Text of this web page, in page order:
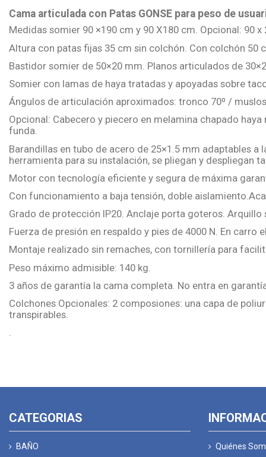
Cama articulada con Patas GONSE para peso de
Medidas somier 90 ×190 cm y 90 X180 cm. Opcional: 90
Altura con patas fijas 35 cm sin colchón. Con colchón 50
Bastidor somier de 50×20 mm. Planos articulados de
Somier con lamas de haya tratadas y apoyadas sobre
Ángulos de articulación aproximados: tronco 70º /
Opcional: Cabecero y piecero en melamina chapado
funda.
Barandillas en tubo de acero de 25×1.5 mm adaptables
herramienta para su instalación, se pliegan y despliegan
Motor con tecnología eficiente y segura de máxima
Con funcionamiento a baja tensión, doble
Grado de protección IP20. Anclaje porta goteros. Arquillo
Fuerza de presión en respaldo y pies de 4000 N. En carro
Montaje realizado sin remaches, con tornillería para
Peso máximo admisible: 140 kg.
3 años de garantía la cama completa. No entra en
Colchones Opcionales: 2 composiones: una capa de
transpirables.
.
CATEGORIAS
BAÑO
Quiénes